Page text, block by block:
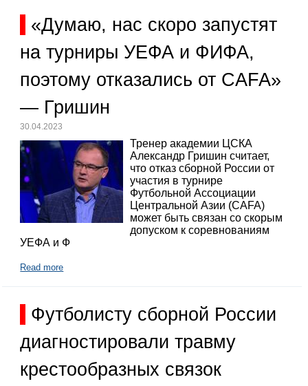
«Думаю, нас скоро запустят
на турниры УЕФА и ФИФА,
поэтому отказались от CAFA»
— Гришин
30.04.2023
Тренер академии ЦСКА
Александр Гришин считает,
что отказ сборной России от
участия в турнире
Футбольной Ассоциации
Центральной Азии (CAFA)
может быть связан со скорым
допуском к соревнованиям
УЕФА и Ф
Read more
Футболисту сборной России
диагностировали травму
крестообразных связок